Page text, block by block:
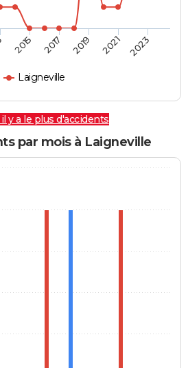
Laigneville
2015 2017 2019 2021 2023
y a le plus d'accidents
par mois à Laigneville